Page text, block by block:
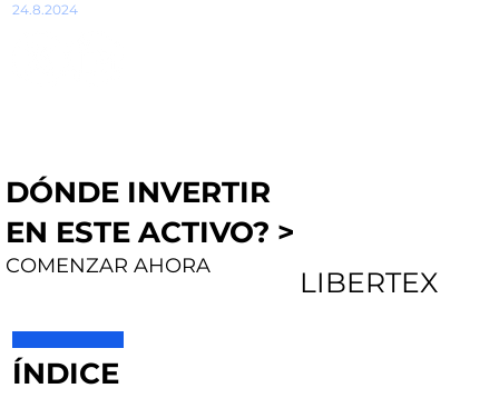
24.8.2024
DÓNDE INVERTIR
EN ESTE ACTIVO? >
COMENZAR AHORA
LIBERTEX
ÍNDICE